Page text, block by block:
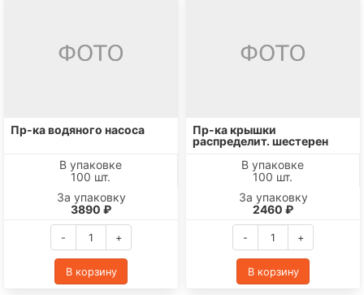
Пр-ка водяного насоса
В упаковке
100 шт.
За упаковку
3890 ₽
- +
В корзину
Пр-ка крышки
распределит. шестерен
В упаковке
100 шт.
За упаковку
2460 ₽
- +
В корзину